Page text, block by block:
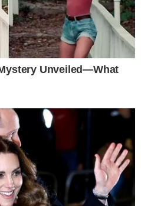
าดเหมือนใหม่ โดยการนำเกลือ
วนำไปฉีดขวดแก้ว บานกระจก
าดใสวับในพริบตา